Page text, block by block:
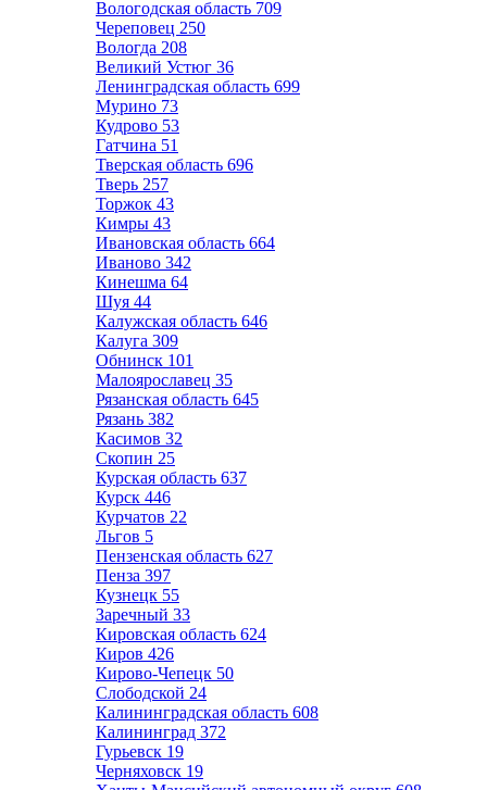
Вологодская область 709
Череповец 250
Вологда 208
Великий Устюг 36
Ленинградская область 699
Мурино 73
Кудрово 53
Гатчина 51
Тверская область 696
Тверь 257
Торжок 43
Кимры 43
Ивановская область 664
Иваново 342
Кинешма 64
Шуя 44
Калужская область 646
Калуга 309
Обнинск 101
Малоярославец 35
Рязанская область 645
Рязань 382
Касимов 32
Скопин 25
Курская область 637
Курск 446
Курчатов 22
Льгов 5
Пензенская область 627
Пенза 397
Кузнецк 55
Заречный 33
Кировская область 624
Киров 426
Кирово-Чепецк 50
Слободской 24
Калининградская область 608
Калининград 372
Гурьевск 19
Черняховск 19